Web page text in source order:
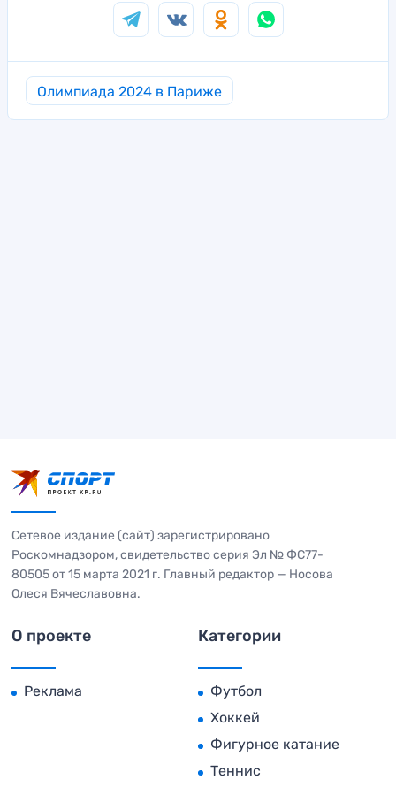
Олимпиада 2024 в Париже
Сетевое издание (сайт) зарегистрировано
Роскомнадзором, свидетельство серия Эл № ФС77-
80505 от 15 марта 2021 г. Главный редактор — Носова
Олеся Вячеславовна.
О проекте
Реклама
Категории
Футбол
Хоккей
Фигурное катание
Теннис